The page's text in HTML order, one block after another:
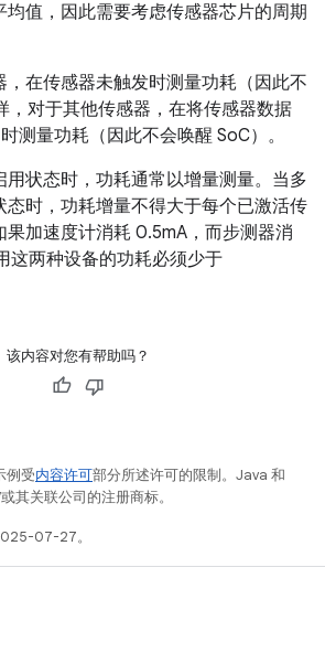
均值，因此需要考虑传感器芯片的周期
，在传感器未触发时测量功耗（因此不
，对于其他传感器，在将传感器数据
测量功耗（因此不会唤醒 SoC）。
用状态时，功耗通常以增量测量。当多
态时，功耗增量不得大于每个已激活传
果加速度计消耗 0.5mA，而步测器消
这两种设备的功耗必须少于
该内容对您有帮助吗？
例受内容许可部分所述许可的限制。Java 和
其关联公司的注册商标。
07-27。